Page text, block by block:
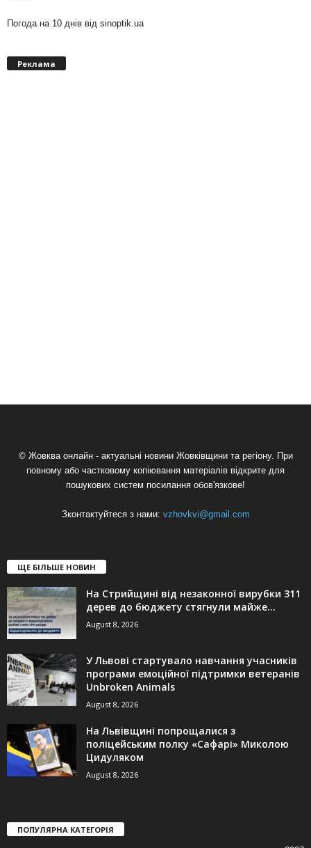
Погода на 10 днів від sinoptik.ua
Реклама
© Жовква онлайн - актуальні новини Жовківщини та регіону. При
повному або частковому копіювання матеріалів відкрите для
пошукових систем посилання обов'язкове!
Зконтактуйтеся з нами: vzhovkvi@gmail.com
ЩЕ БІЛЬШЕ НОВИН
На Стрийщині від незаконної вирубки 311
дерев до бюджету стягнули майже...
August 8, 2026
У Львові стартувало навчання учасників
програми емоційної підтримки ветеранів
Unbroken Animals
August 8, 2026
На Львівщині попрощалися з
поліцейським полку «Сафарі» Миколою
Цидуляком
August 8, 2026
ПОПУЛЯРНА КАТЕГОРІЯ